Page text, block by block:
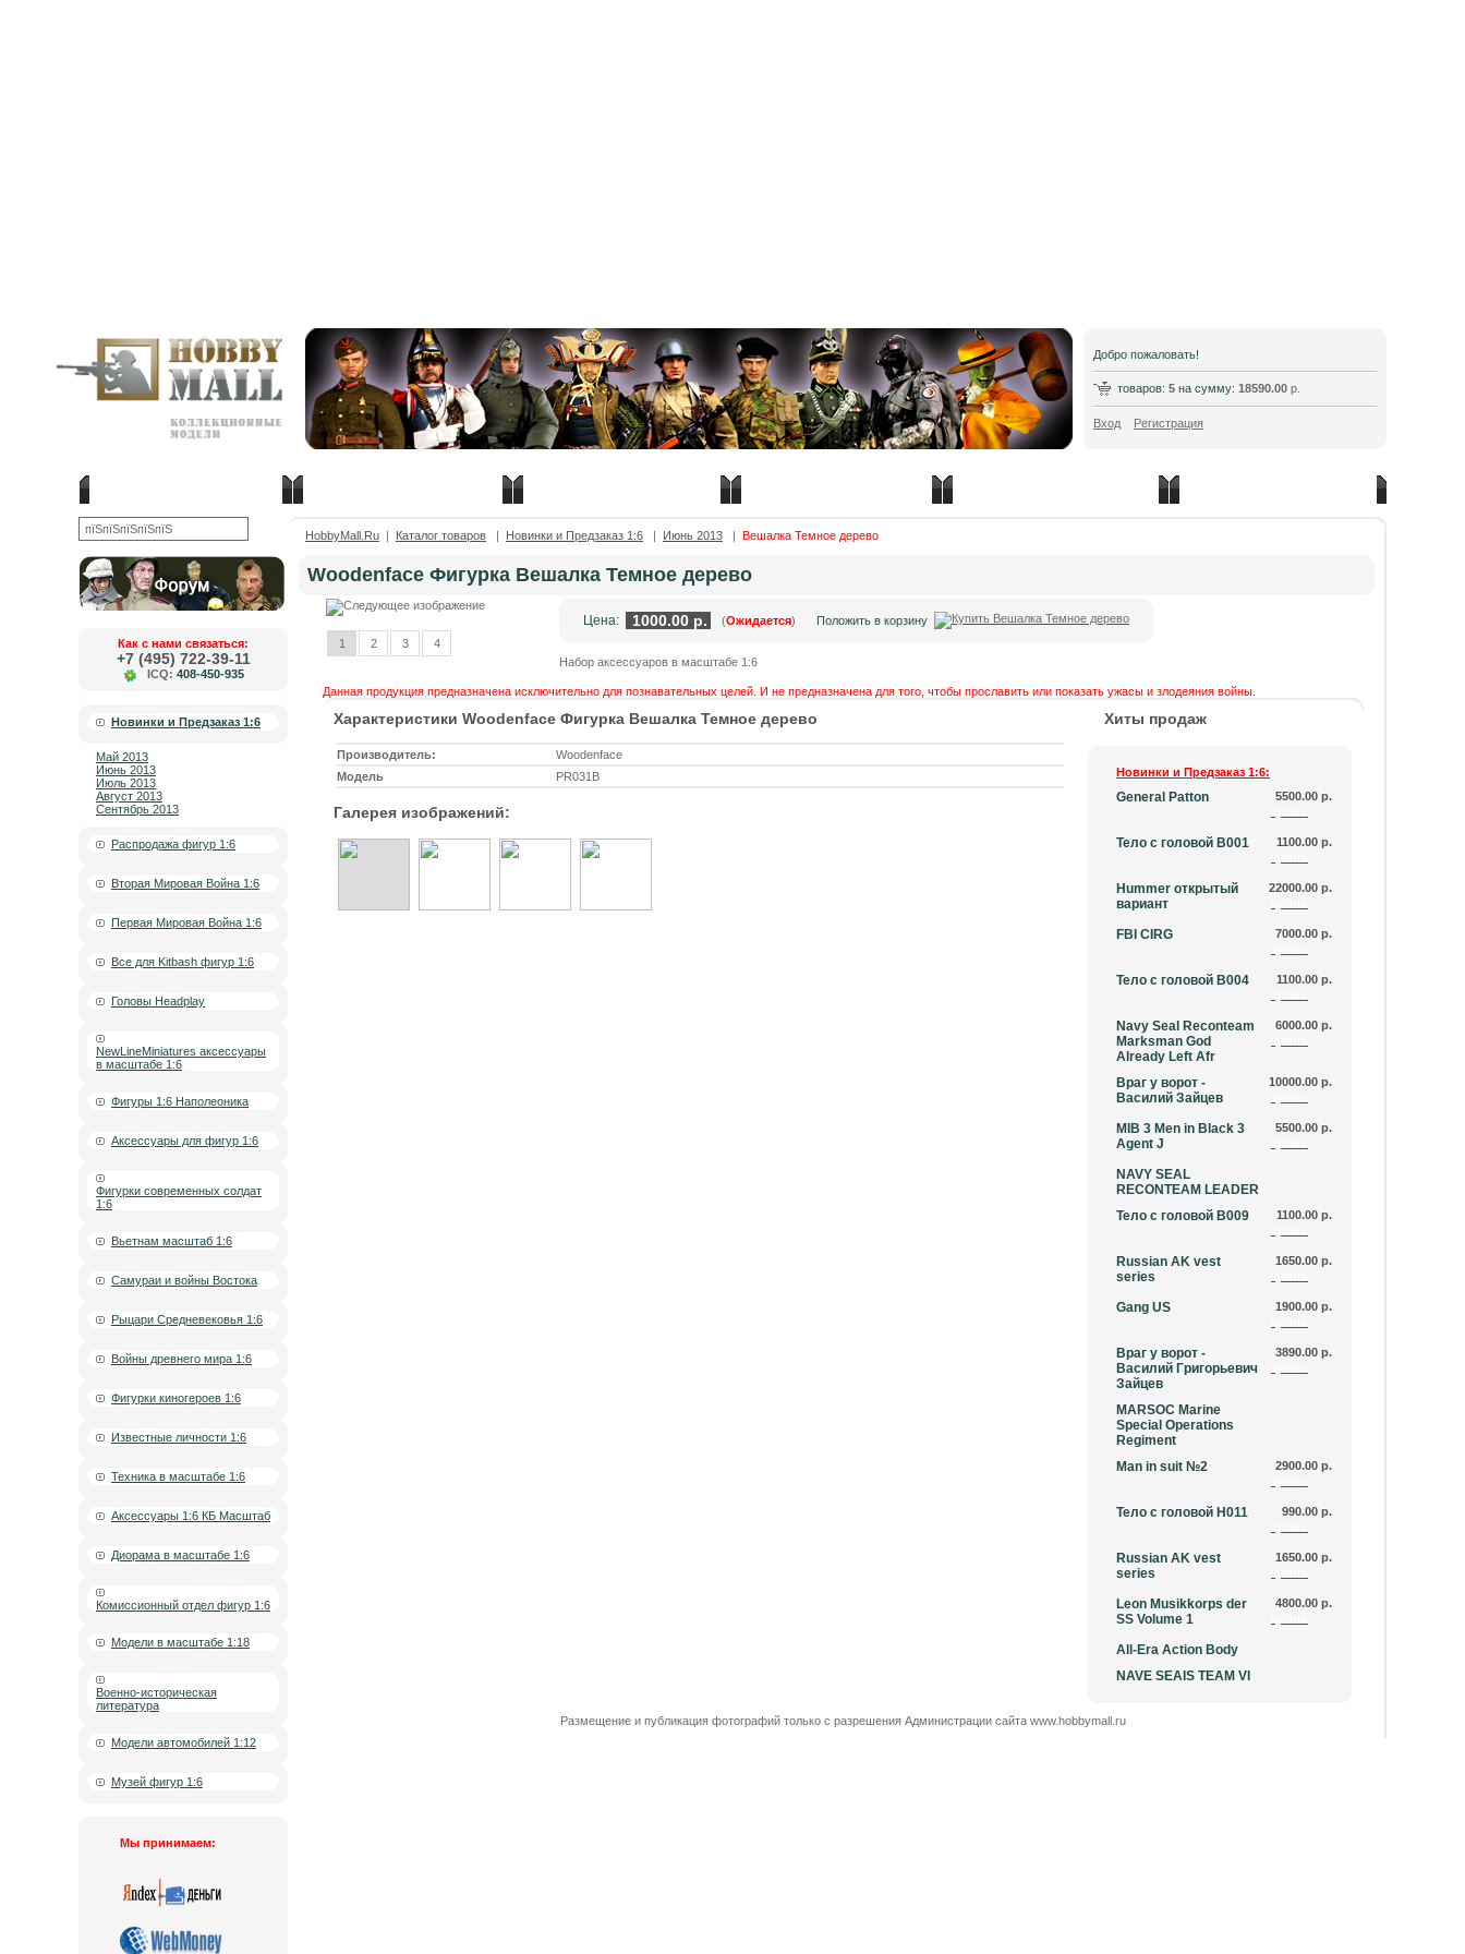
Добро пожаловать!
товаров: 5 на сумму: 18590.00 р.
Вход Регистрация
Как с нами связаться:
+7 (495) 722-39-11
ICQ: 408-450-935
Новинки и Предзаказ 1:6
Май 2013
Июнь 2013
Июль 2013
Август 2013
Сентябрь 2013
Распродажа фигур 1:6
Вторая Мировая Война 1:6
Первая Мировая Война 1:6
Все для Kitbash фигур 1:6
Головы Headplay
NewLineMiniatures аксессуары
в масштабе 1:6
Фигуры 1:6 Наполеоника
Аксессуары для фигур 1:6
Фигурки современных солдат
1:6
Вьетнам масштаб 1:6
Самураи и войны Востока
Рыцари Средневековья 1:6
Войны древнего мира 1:6
Фигурки киногероев 1:6
Известные личности 1:6
Техника в масштабе 1:6
Аксессуары 1:6 КБ Масштаб
Диорама в масштабе 1:6
Комиссионный отдел фигур 1:6
Модели в масштабе 1:18
Военно-историческая
литература
Модели автомобилей 1:12
Музей фигур 1:6
Мы принимаем:
HobbyMall.Ru | Каталог товаров | Новинки и Предзаказ 1:6 | Июнь 2013 | Вешалка Темное дерево
Woodenface Фигурка Вешалка Темное дерево
1 2 3 4
Цена: 1000.00 р. (Ожидается) Положить в корзину
Набор аксессуаров в масштабе 1:6
Данная продукция предназначена исключительно для познавательных целей. И не предназначена для того, чтобы прославить или показать ужасы и злодеяния войны.
Характеристики Woodenface Фигурка Вешалка Темное дерево
Производитель:
Woodenface
Модель
PR031B
Галерея изображений:
Хиты продаж
Новинки и Предзаказ 1:6:
General Patton
5500.00 р.
Тело с головой B001
1100.00 р.
Hummer открытый
вариант
22000.00 р.
FBI CIRG
7000.00 р.
Тело с головой B004
1100.00 р.
Navy Seal Reconteam
Marksman God
Already Left Afr
6000.00 р.
Враг у ворот -
Василий Зайцев
10000.00 р.
MIB 3 Men in Black 3
Agent J
5500.00 р.
NAVY SEAL
RECONTEAM LEADER
Тело с головой B009
1100.00 р.
Russian AK vest
series
1650.00 р.
Gang US
1900.00 р.
Враг у ворот -
Василий Григорьевич
Зайцев
3890.00 р.
MARSOC Marine
Special Operations
Regiment
Man in suit №2
2900.00 р.
Тело с головой H011
990.00 р.
Russian AK vest
series
1650.00 р.
Leon Musikkorps der
SS Volume 1
4800.00 р.
All-Era Action Body
NAVE SEAIS TEAM VI
Размещение и публикация фотографий только с разрешения Администрации сайта www.hobbymall.ru